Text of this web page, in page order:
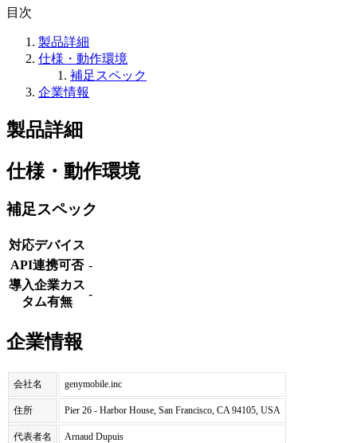
目次
製品詳細
仕様・動作環境
補足スペック
企業情報
製品詳細
仕様・動作環境
補足スペック
対応デバイス
API連携可否 -
導入企業カス
タム有無
-
企業情報
会社名 genymobile.inc
住所 Pier 26 - Harbor House, San Francisco, CA 94105, USA
代表者名 Arnaud Dupuis